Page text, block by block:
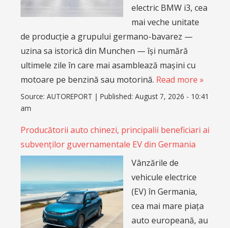
electric BMW i3, cea
mai veche unitate
de producție a grupului germano-bavarez —
uzina sa istorică din Munchen — își numără
ultimele zile în care mai asamblează mașini cu
motoare pe benzină sau motorină. Read more »
Source: AUTOREPORT | Published: August 7, 2026 - 10:41
am
Producătorii auto chinezi, principalii beneficiari ai
subvenților guvernamentale EV din Germania
Vânzările de
vehicule electrice
(EV) în Germania,
cea mai mare piața
auto europeană, au